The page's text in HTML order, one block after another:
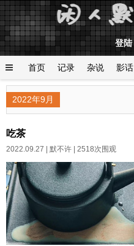
登陆
首页 记录 杂说 影话
登陆
2022年9月
吃茶
2022.09.27 | 默不许 | 2518次围观